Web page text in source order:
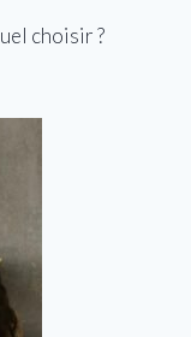
choisir ?